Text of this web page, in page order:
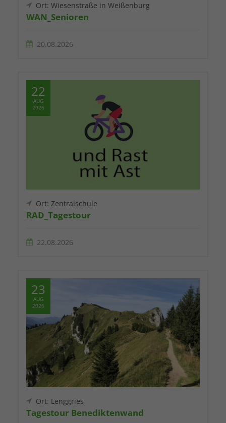
Ort: Wiesenstraße in Weißenburg
WAN_Senioren
20.08.2026
22
AUG
2026
Ort: Zentralschule
RAD_Tagestour
22.08.2026
23
AUG
2026
Ort: Lenggries
Tagestour Benediktenwand